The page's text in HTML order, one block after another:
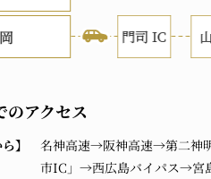
のアクセス
】
名神高速→阪神高速→第二神
市IC」→西広島バイパス→宮